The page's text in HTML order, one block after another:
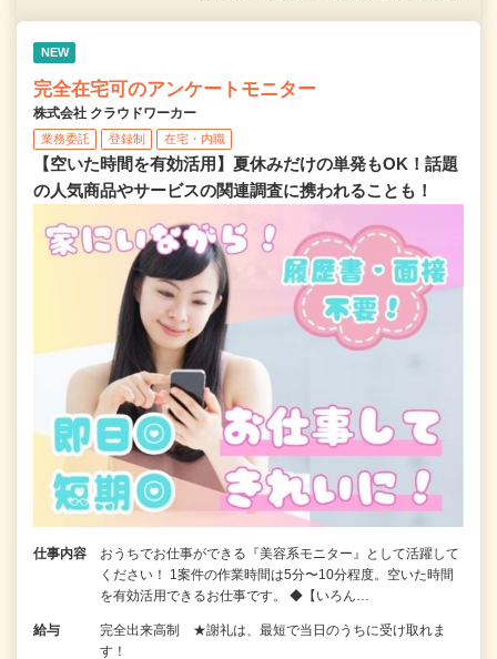
NEW
完全在宅可のアンケートモニター
株式会社 クラウドワーカー
業務委託 登録制 在宅・内職
【空いた時間を有効活用】夏休みだけの単発もOK！話題
の人気商品やサービスの関連調査に携われることも！
仕事内容
おうちでお仕事ができる『美容系モニター』として活躍して
ください！ 1案件の作業時間は5分〜10分程度。空いた時間
を有効活用できるお仕事です。 ◆【いろん…
給与
完全出来高制 ★謝礼は、最短で当日のうちに受け取れま
す！